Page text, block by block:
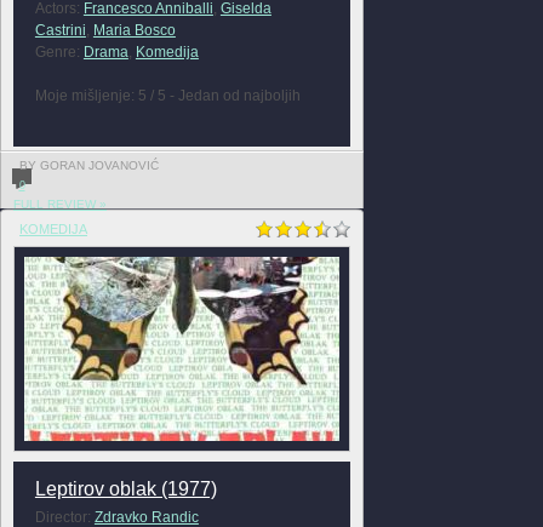
Actors: Francesco Anniballi, Giselda
Castrini, Maria Bosco
Genre: Drama, Komedija
Moje mišljenje: 5 / 5 - Jedan od najboljih
BY GORAN JOVANOVIĆ
0
FULL REVIEW »
KOMEDIJA
Leptirov oblak (1977)
Director: Zdravko Randic